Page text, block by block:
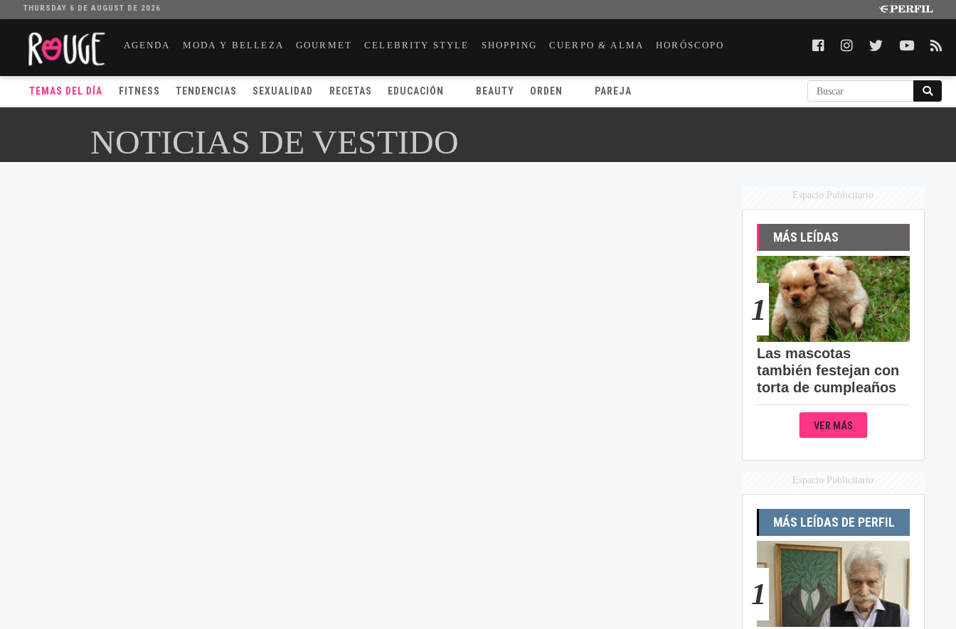
THURSDAY 6 DE AUGUST DE 2026
AGENDA MODA Y BELLEZA GOURMET CELEBRITY STYLE SHOPPING CUERPO & ALMA HORÓSCOPO
TEMAS DEL DÍA FITNESS TENDENCIAS SEXUALIDAD RECETAS EDUCACIÓN BEAUTY ORDEN PAREJA
NOTICIAS DE VESTIDO
Espacio Publicitario
MÁS LEÍDAS
1
Las mascotas
también festejan con
torta de cumpleaños
VER MÁS
Espacio Publicitario
MÁS LEÍDAS DE PERFIL
1